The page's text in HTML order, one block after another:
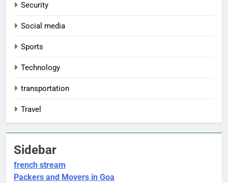
Security
Social media
Sports
Technology
transportation
Travel
Sidebar
french stream
Packers and Movers in Goa